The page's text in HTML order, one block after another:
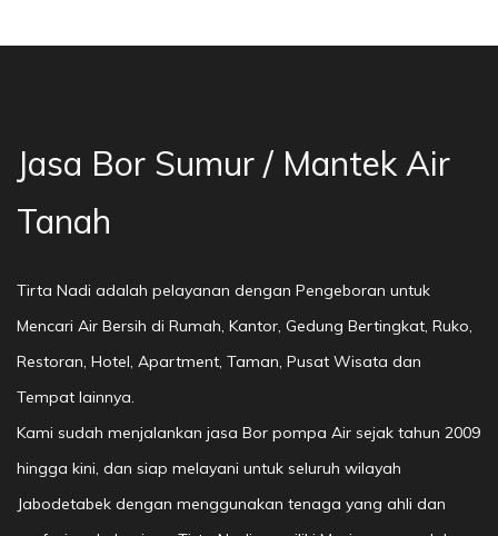
Jasa Bor Sumur / Mantek Air
Tanah
Tirta Nadi adalah pelayanan dengan Pengeboran untuk
Mencari Air Bersih di Rumah, Kantor, Gedung Bertingkat, Ruko,
Restoran, Hotel, Apartment, Taman, Pusat Wisata dan
Tempat lainnya.
Kami sudah menjalankan jasa Bor pompa Air sejak tahun 2009
hingga kini, dan siap melayani untuk seluruh wilayah
Jabodetabek dengan menggunakan tenaga yang ahli dan